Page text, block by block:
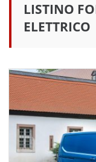
LISTINO
ELETTRICO